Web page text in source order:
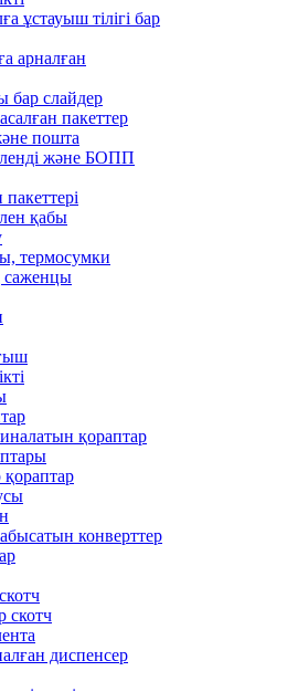
ұстауыш тілігі бар
арналған
бар слайдер
пакеттер
пошта
және БОПП
қабы
термосумки
саженцы
қораптар
қораптар
конверттер
скотч
диспенсер